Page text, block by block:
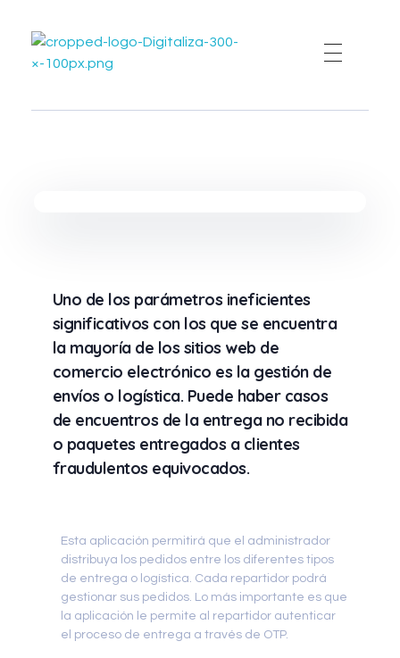
Uno de los parámetros ineficientes
significativos con los que se encuentra
la mayoría de los sitios web de
comercio electrónico es la gestión de
envíos o logística. Puede haber casos
de encuentros de la entrega no recibida
o paquetes entregados a clientes
fraudulentos equivocados.
Esta aplicación permitirá que el administrador
distribuya los pedidos entre los diferentes tipos
de entrega o logística. Cada repartidor podrá
gestionar sus pedidos. Lo más importante es que
la aplicación le permite al repartidor autenticar
el proceso de entrega a través de OTP.